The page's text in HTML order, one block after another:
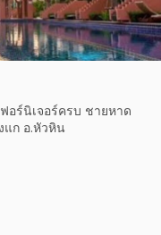
อร์นิเจอร์ครบ ชายหาด
แก อ.หัวหิน